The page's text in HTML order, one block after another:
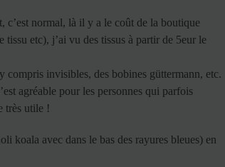
c’est normal, là il y a le coût de la boutique
etc), j’ai vu des tissus à partir de 5eur le
compris invisibles, des bobines güttermann, etc.
agréable pour les personnes qui parfois
très utile !
koala avec dans le bas des rayures bleues) en